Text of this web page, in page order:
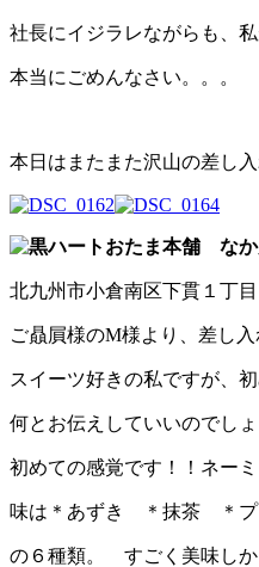
社長にイジラレながらも、
本当にごめんなさい。。。
本日はまたまた沢山の差し
おたま本舗
北九州市小倉南区下貫１丁
ご贔屓様のM様より、差し
スイーツ好きの私ですが、
何とお伝えしていいのでし
初めての感覚です！！ネー
味は＊あずき ＊抹茶 ＊
の６種類。 すごく美味しか